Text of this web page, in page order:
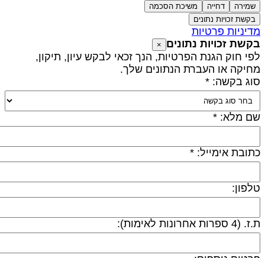
שמירה דחייה
משיכת הסכמה
בקשת זכויות נתונים
פרטיות
זכויות נתונים
חוק הגנת הפרטיות, הנך זכאי לבקש עיון, תיקון,
או העברת הנתונים שלך.
בקשה: *
מלא: *
אימייל: *
ספרות אחרונות לאימות):